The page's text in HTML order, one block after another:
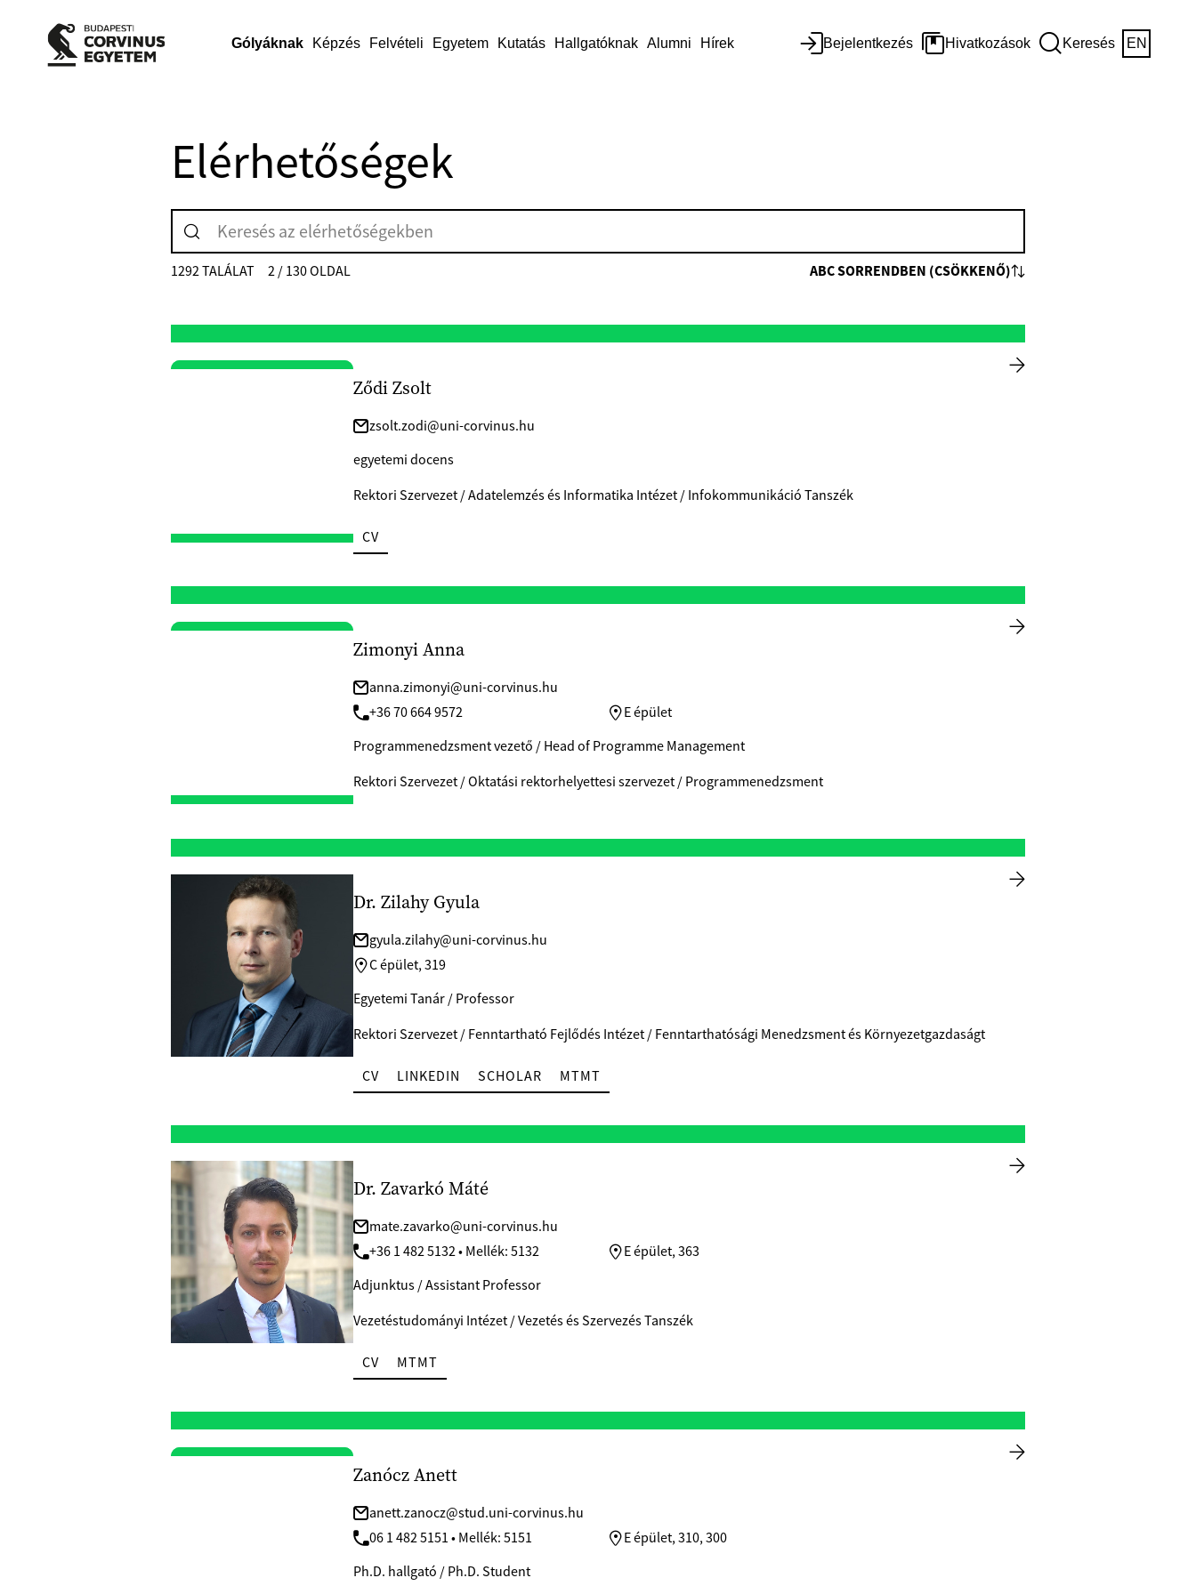
Gólyáknak Képzés Felvételi Egyetem Kutatás Hallgatóknak Alumni Hírek Bejelentkezés Hivatkozások Keresés EN
Elérhetőségek
1292 TALÁLAT 2 / 130 OLDAL ABC SORRENDBEN (CSÖKKENŐ)
Ződi Zsolt
zsolt.zodi@uni-corvinus.hu
egyetemi docens
Rektori Szervezet / Adatelemzés és Informatika Intézet / Infokommunikáció Tanszék
CV
Zimonyi Anna
anna.zimonyi@uni-corvinus.hu
+36 70 664 9572
E épület
Programmenedzsment vezető / Head of Programme Management
Rektori Szervezet / Oktatási rektorhelyettesi szervezet / Programmenedzsment
Dr. Zilahy Gyula
gyula.zilahy@uni-corvinus.hu
C épület, 319
Egyetemi Tanár / Professor
Rektori Szervezet / Fenntartható Fejlődés Intézet / Fenntarthatósági Menedzsment és Környezetgazdaságt
CV LINKEDIN SCHOLAR MTMT
Dr. Zavarkó Máté
mate.zavarko@uni-corvinus.hu
+36 1 482 5132 • Mellék: 5132
E épület, 363
Adjunktus / Assistant Professor
Vezetéstudományi Intézet / Vezetés és Szervezés Tanszék
CV MTMT
Zanócz Anett
anett.zanocz@stud.uni-corvinus.hu
06 1 482 5151 • Mellék: 5151
E épület, 310, 300
Ph.D. hallgató / Ph.D. Student